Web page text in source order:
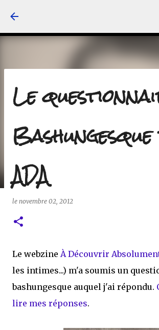
Le
Bashungesque
ADA
le novembre 02, 2012
Le webzine À Découvrir
les intimes...) m'a soumis un
bashungesque auquel j'ai répondu.
lire mes réponses.